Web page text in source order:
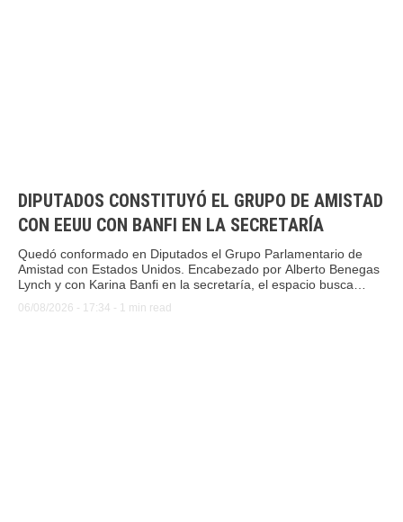
DIPUTADOS CONSTITUYÓ EL GRUPO DE AMISTAD
CON EEUU CON BANFI EN LA SECRETARÍA
Quedó conformado en Diputados el Grupo Parlamentario de
Amistad con Estados Unidos. Encabezado por Alberto Benegas
Lynch y con Karina Banfi en la secretaría, el espacio busca
bilaterales.
06/08/2026 - 17:34 - 1 min read